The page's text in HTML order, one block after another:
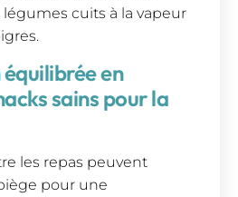
cuits à la vapeur
en
sains pour la
les repas peuvent
pour une